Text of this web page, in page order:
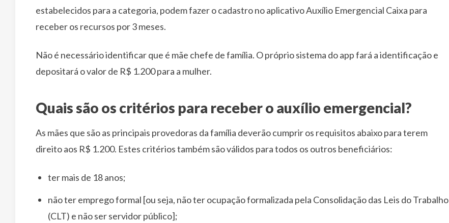
estabelecidos para a categoria, podem fazer o cadastro no aplicativo Auxílio Emergencial Caixa para
receber os recursos por 3 meses.
Não é necessário identificar que é mãe chefe de família. O próprio sistema do app fará a identificação e
depositará o valor de R$ 1.200 para a mulher.
Quais são os critérios para receber o auxílio emergencial?
As mães que são as principais provedoras da família deverão cumprir os requisitos abaixo para terem
direito aos R$ 1.200. Estes critérios também são válidos para todos os outros beneficiários:
ter mais de 18 anos;
não ter emprego formal [ou seja, não ter ocupação formalizada pela Consolidação das Leis do Trabalho
(CLT) e não ser servidor público];